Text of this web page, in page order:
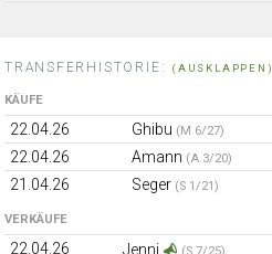
TRANSFERHISTORIE: (AUSKLAPPEN)
KÄUFE
22.04.26 Ghibu (M 6/27)
22.04.26
Amann (A 3/20)
21.04.26
Seger (S 1/21)
VERKÄUFE
22.04.26 Jenni